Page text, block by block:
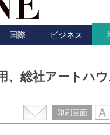
国際 ビジネス
、総社アートハ
印刷画面